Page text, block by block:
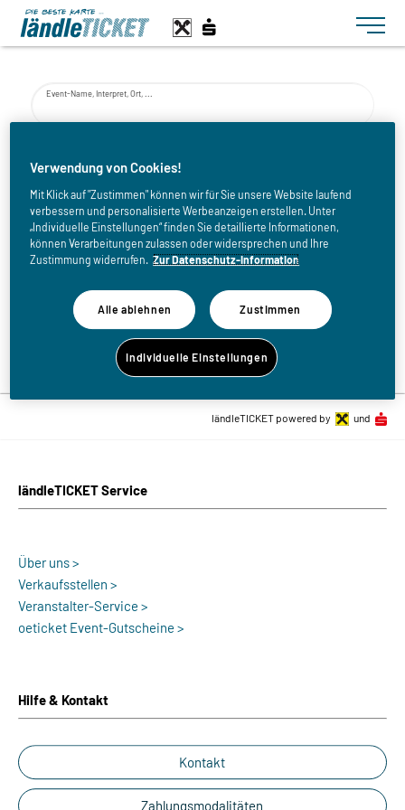
Toggle
Event-Name, Interpret, Ort, ...
bis
Zurück zur Eventliste
ländleTICKET Service
Über uns >
Verkaufsstellen >
Veranstalter-Service >
oeticket Event-Gutscheine >
Hilfe & Kontakt
Kontakt
Zahlungsmodalitäten
ländleTICKET powered by und
Verwendung von Cookies!
Mit Klick auf "Zustimmen" können wir für Sie unsere Website laufend
verbessern und personalisierte Werbeanzeigen erstellen. Unter
„Individuelle Einstellungen“ finden Sie detaillierte Informationen,
können Verarbeitungen zulassen oder widersprechen und Ihre
Zustimmung widerrufen. Zur Datenschutz-Information
Alle ablehnen Zustimmen
Individuelle Einstellungen